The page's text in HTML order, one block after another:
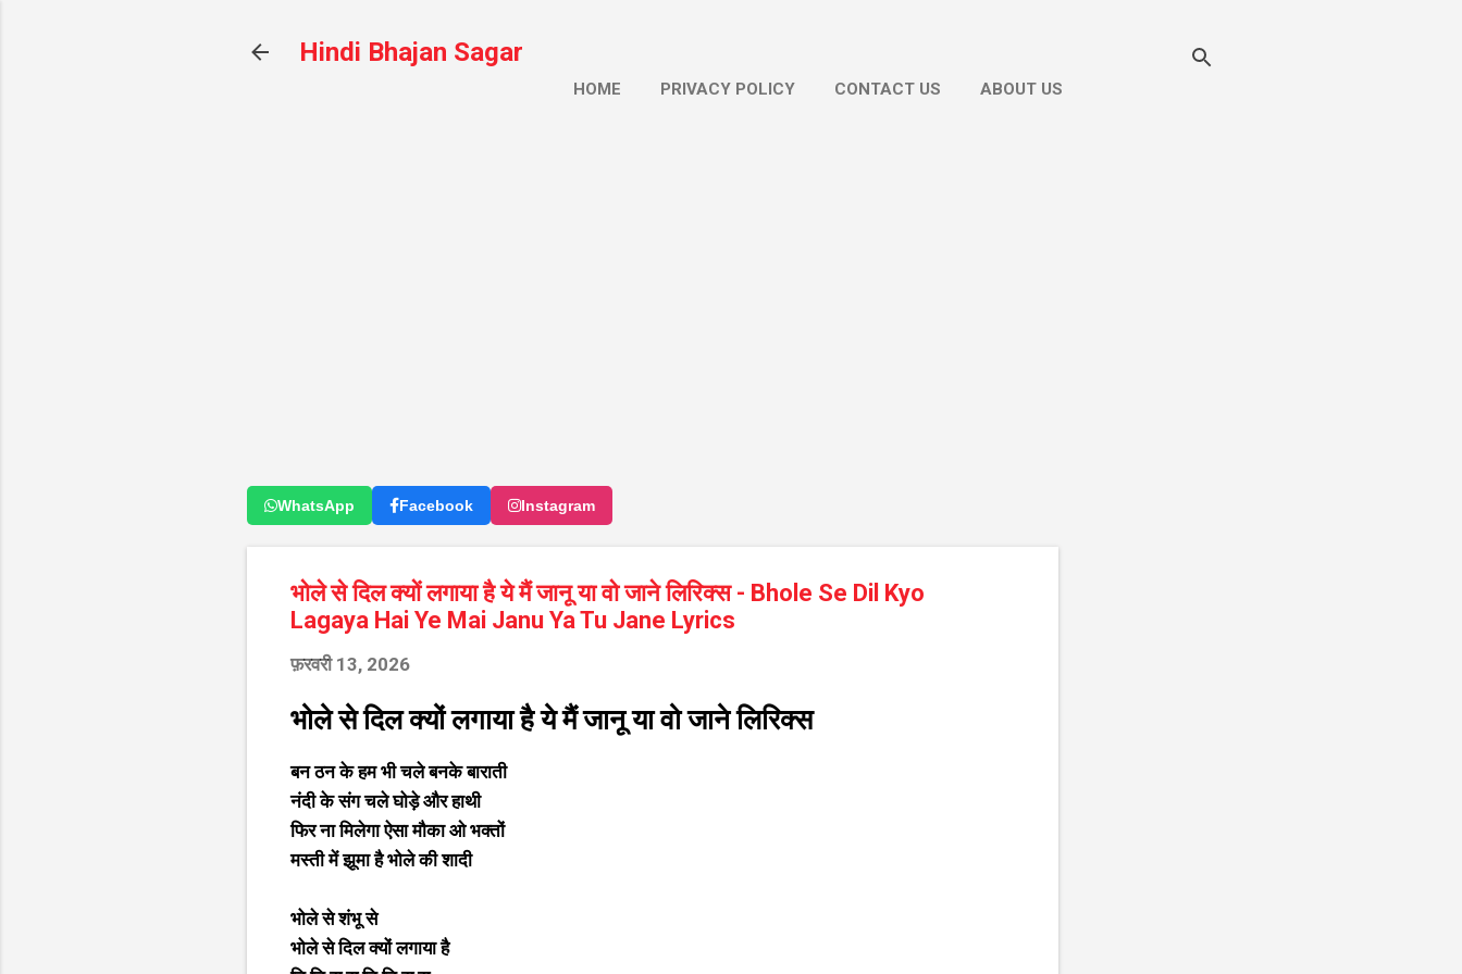
Hindi Bhajan Sagar
HOME PRIVACY POLICY CONTACT US ABOUT US
WhatsApp Facebook Instagram
भोले से दिल क्यों लगाया है ये मैं जानू या वो जाने लिरिक्स - Bhole Se Dil Kyo
Lagaya Hai Ye Mai Janu Ya Tu Jane Lyrics
फ़रवरी 13, 2026
भोले से दिल क्यों लगाया है ये मैं जानू या वो जाने लिरिक्स
बन ठन के हम भी चले बनके बाराती
नंदी के संग चले घोड़े और हाथी
फिर ना मिलेगा ऐसा मौका ओ भक्तों
मस्ती में झूमा है भोले की शादी
भोले से शंभू से
भोले से दिल क्यों लगाया है